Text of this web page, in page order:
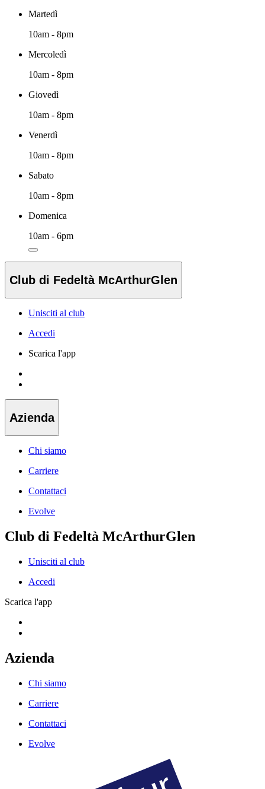
Martedì
10am - 8pm
Mercoledì
10am - 8pm
Giovedì
10am - 8pm
Venerdì
10am - 8pm
Sabato
10am - 8pm
Domenica
10am - 6pm
Club di Fedeltà McArthurGlen
Unisciti al club
Accedi
Scarica l'app
Azienda
Chi siamo
Carriere
Contattaci
Evolve
Club di Fedeltà McArthurGlen
Unisciti al club
Accedi
Scarica l'app
Azienda
Chi siamo
Carriere
Contattaci
Evolve